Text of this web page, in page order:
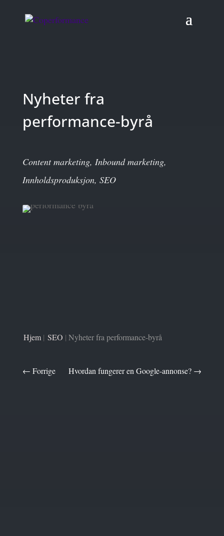
Nyheter fra
performance-byrå
Content marketing, Inbound marketing,
Innholdsproduksjon, SEO
Hjem| SEO | Nyheter fra performance-byrå
← Forrige Hvordan fungerer en Google-annonse? →